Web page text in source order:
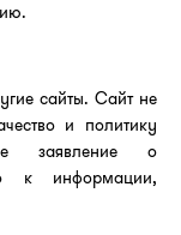
сайты. Сайт не
и политику
заявление о
к информации,